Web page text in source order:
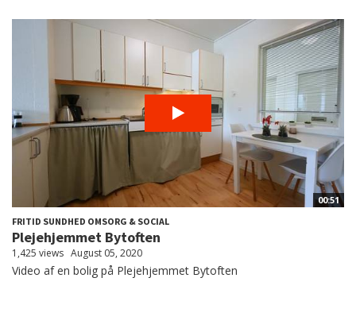
00:51
FRITID SUNDHED OMSORG & SOCIAL
Plejehjemmet Bytoften
1,425 views August 05, 2020
Video af en bolig på Plejehjemmet Bytoften